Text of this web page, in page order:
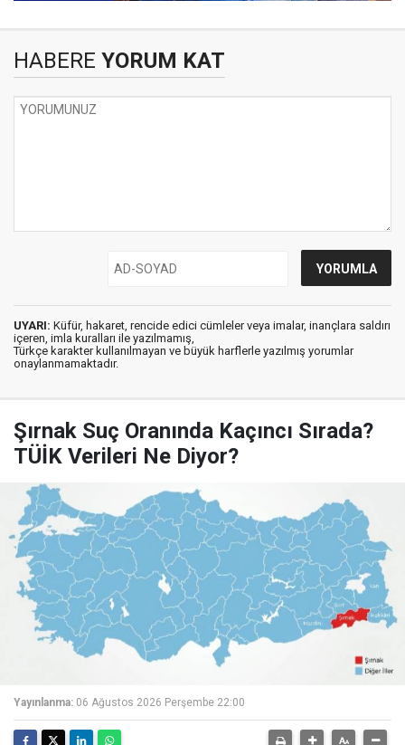
HABERE YORUM KAT
UYARI: Küfür, hakaret, rencide edici cümleler veya imalar, inançlara saldırı
içeren, imla kuralları ile yazılmamış,
Türkçe karakter kullanılmayan ve büyük harflerle yazılmış yorumlar
onaylanmamaktadır.
Şırnak Suç Oranında Kaçıncı Sırada?
TÜİK Verileri Ne Diyor?
Yayınlanma: 06 Ağustos 2026 Perşembe 22:00